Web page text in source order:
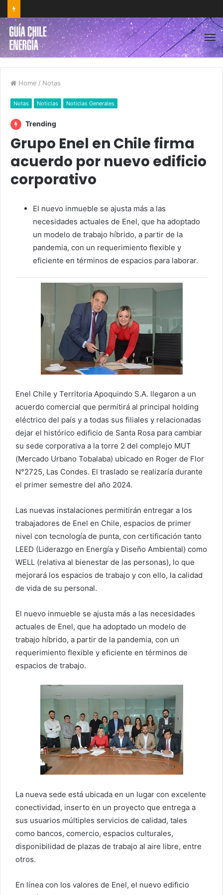
Home / Notas
Notas Noticias Noticias Generales
Trending
Grupo Enel en Chile firma
acuerdo por nuevo edificio
corporativo
El nuevo inmueble se ajusta más a las
necesidades actuales de Enel, que ha adoptado
un modelo de trabajo híbrido, a partir de la
pandemia, con un requerimiento flexible y
eficiente en términos de espacios para laborar.
Enel Chile y Territoria Apoquindo S.A. llegaron a un
acuerdo comercial que permitirá al principal holding
eléctrico del país y a todas sus filiales y relacionadas
dejar el histórico edificio de Santa Rosa para cambiar
su sede corporativa a la torre 2 del complejo MUT
(Mercado Urbano Tobalaba) ubicado en Roger de Flor
N°2725, Las Condes. El traslado se realizaría durante
el primer semestre del año 2024.
Las nuevas instalaciones permitirán entregar a los
trabajadores de Enel en Chile, espacios de primer
nivel con tecnología de punta, con certificación tanto
LEED (Liderazgo en Energía y Diseño Ambiental) como
WELL (relativa al bienestar de las personas), lo que
mejorará los espacios de trabajo y con ello, la calidad
de vida de su personal.
El nuevo inmueble se ajusta más a las necesidades
actuales de Enel, que ha adoptado un modelo de
trabajo híbrido, a partir de la pandemia, con un
requerimiento flexible y eficiente en términos de
espacios de trabajo.
La nueva sede está ubicada en un lugar con excelente
conectividad, inserto en un proyecto que entrega a
sus usuarios múltiples servicios de calidad, tales
como bancos, comercio, espacios culturales,
disponibilidad de plazas de trabajo al aire libre, entre
otros.
En línea con los valores de Enel, el nuevo edificio